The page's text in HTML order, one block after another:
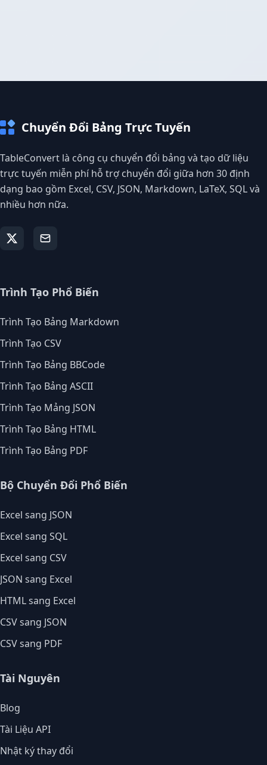
Chuyển Đổi Bảng Trực Tuyến
TableConvert là công cụ chuyển đổi bảng và tạo dữ liệu
trực tuyến miễn phí hỗ trợ chuyển đổi giữa hơn 30 định
dạng bao gồm Excel, CSV, JSON, Markdown, LaTeX, SQL và
nhiều hơn nữa.
Trình Tạo Phổ Biến
Trình Tạo Bảng Markdown
Trình Tạo CSV
Trình Tạo Bảng BBCode
Trình Tạo Bảng ASCII
Trình Tạo Mảng JSON
Trình Tạo Bảng HTML
Trình Tạo Bảng PDF
Bộ Chuyển Đổi Phổ Biến
Excel sang JSON
Excel sang SQL
Excel sang CSV
JSON sang Excel
HTML sang Excel
CSV sang JSON
CSV sang PDF
Tài Nguyên
Blog
Tài Liệu API
Nhật ký thay đổi